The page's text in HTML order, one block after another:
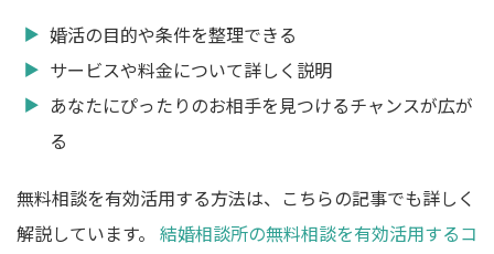
婚活の目的や条件を整理できる
サービスや料金について詳しく説明
あなたにぴったりのお相手を見つけるチャンスが広が
る
無料相談を有効活用する方法は、こちらの記事でも詳しく
解説しています。 結婚相談所の無料相談を有効活用するコ